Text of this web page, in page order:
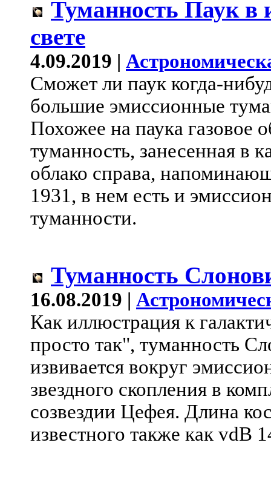
Туманность Паук в
свете
4.09.2019 |
Сможет ли паук когда-
большие эмиссионные
Похожее на паука газовое
туманность, занесенная в
облако справа,
1931, в нем есть и
туманности.
Туманность
16.08.2019 |
Как иллюстрация к
просто так", туманность
извивается вокруг
звездного скопления в
созвездии Цефея. Длина
известного также как vdB